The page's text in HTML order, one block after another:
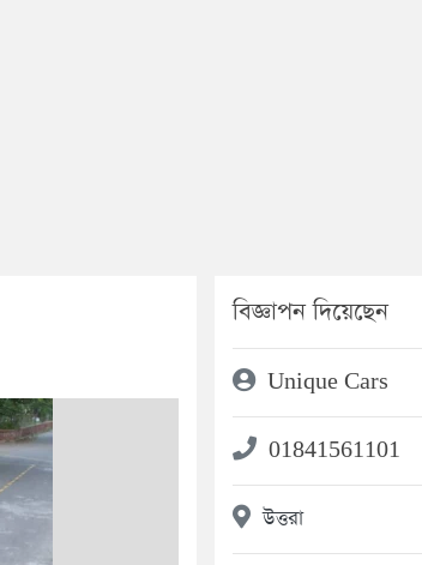
বিজ্ঞাপন দিয়েছেন
Unique Cars
01841561101
উত্তরা